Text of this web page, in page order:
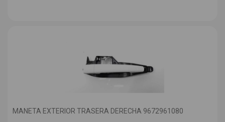
MANETA EXTERIOR TRASERA DERECHA 9672961080